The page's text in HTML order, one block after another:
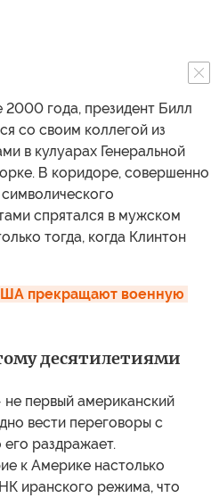
2000 года, президент Билл
со своим коллегой из
в кулуарах Генеральной
В коридоре, совершенно
спрятался в мужском
тогда, когда Клинтон
прекращают военную
десятилетиями
первый американский
вести переговоры с
раздражает.
к Америке настолько
иранского режима, что